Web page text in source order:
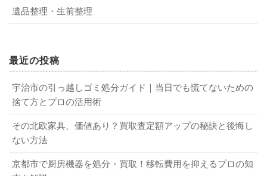
ても、故人が愛用していたものをほかの人に喜んで使って
1-2．現金化することで分配しやすくなる
遺品を買取に出すと現金化できるため、相続人の間で分配
しやすくなります。たとえば、相続人が複数人いても、公
平に分配できるのは、現金だけです。しかし、実際には現
いこともあるでしょう。そのため、金銭価値が高い遺品を
ニングしているかどうかで査定金額が1～2割異なることも
3-2．数量をまとめて買取に出す
遺品はなるべく数量をまとめて買取に出すことがおすすめ
です。数量をまとめることで、それぞれ買取に出すより査
出す手間が減るのもメリットです。なお、どれぐらいまと
できるだけ高く買取している
スタッフが親切で顧客からの評判もよい
なお、当リサイクル買取サービス
けしています。まずは、お気軽に無料査定をご依頼くださ
い。
遺品整理・生前整理
最近の投稿
宇治市の引っ越しゴミ処分ガイド｜当日でも慌てないための
捨て方とプロの活用術
その北欧家具、価値あり？買取査定額アップの秘訣と後悔し
ない方法
京都市で厨房機器を処分・買取！移転費用を抑えるプロの知